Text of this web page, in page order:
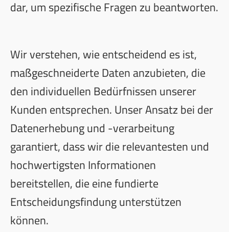
dar, um spezifische Fragen zu beantworten.
Wir verstehen, wie entscheidend es ist,
maßgeschneiderte Daten anzubieten, die
den individuellen Bedürfnissen unserer
Kunden entsprechen. Unser Ansatz bei der
Datenerhebung und -verarbeitung
garantiert, dass wir die relevantesten und
hochwertigsten Informationen
bereitstellen, die eine fundierte
Entscheidungsfindung unterstützen
können.